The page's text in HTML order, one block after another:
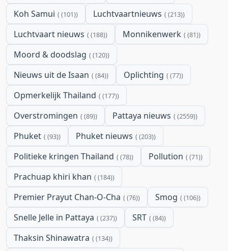
Koh Samui (101) Luchtvaartnieuws (213)
Luchtvaart nieuws (188) Monnikenwerk (81)
Moord & doodslag (120)
Nieuws uit de Isaan (84) Oplichting (77)
Opmerkelijk Thailand (177)
Overstromingen (89) Pattaya nieuws (2559)
Phuket (93) Phuket nieuws (203)
Politieke kringen Thailand (78) Pollution (71)
Prachuap khiri khan (184)
Premier Prayut Chan-O-Cha (76) Smog (106)
Snelle Jelle in Pattaya (237) SRT (84)
Thaksin Shinawatra (134)